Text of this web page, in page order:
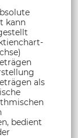
kann
als
bedient